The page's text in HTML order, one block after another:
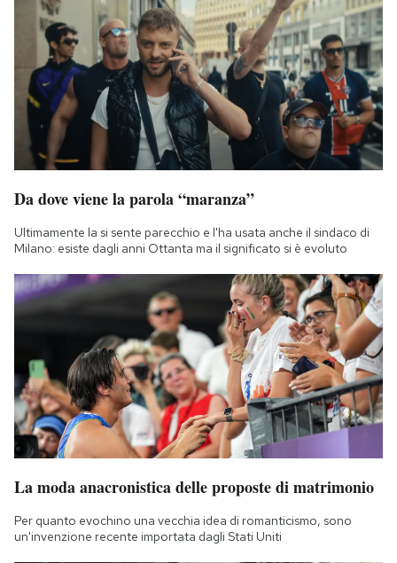
CALENDARIO
AREA PERSONALE
Area Personale
Newsletter
Regala il Post
Hai bisogno di aiuto?
Da dove viene la parola “maranza”
Ultimamente la si sente parecchio e l'ha usata anche il sindaco di
Milano: esiste dagli anni Ottanta ma il significato si è evoluto
La moda anacronistica delle proposte di matrimonio
Per quanto evochino una vecchia idea di romanticismo, sono
un'invenzione recente importata dagli Stati Uniti